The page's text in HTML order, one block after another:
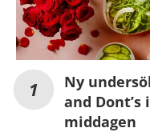
Ny
and
middagen